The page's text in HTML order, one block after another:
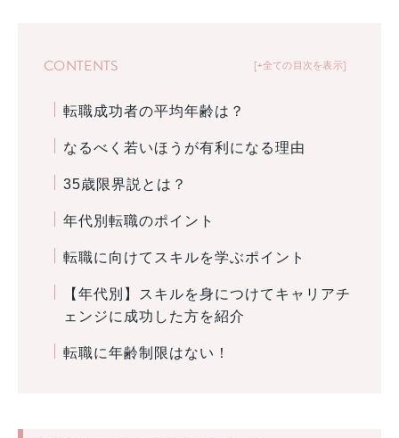
+全ての目次を表示
CONTENTS
転職成功者の平均年齢は？
なるべく若いほうが有利になる理由
35歳限界説とは？
年代別転職のポイント
転職に向けてスキルを学ぶポイント
【年代別】スキルを身につけてキャリアチ
ェンジに成功した方を紹介
転職に年齢制限はない！